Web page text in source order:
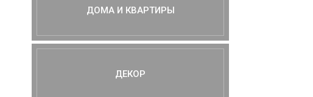
ДОМА И КВАРТИРЫ
ДЕКОР